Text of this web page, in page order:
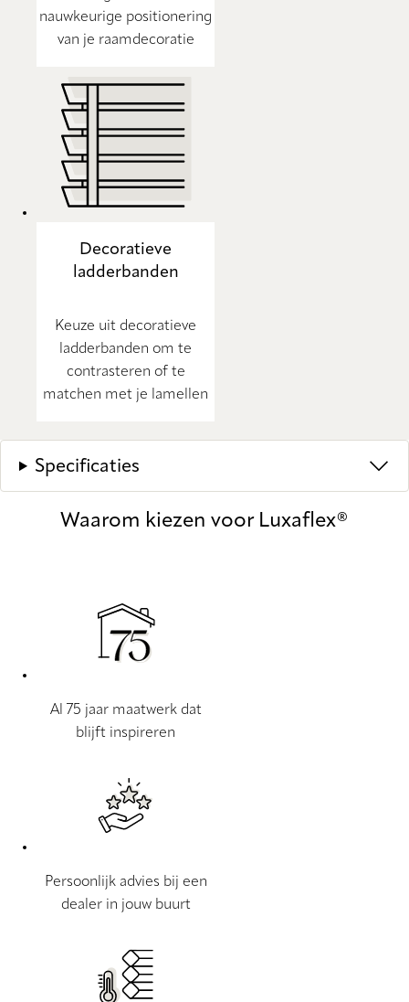
nauwkeurige positionering
van je raamdecoratie
Decoratieve
ladderbanden
Keuze uit decoratieve
ladderbanden om te
contrasteren of te
matchen met je lamellen
Specificaties
Waarom kiezen voor Luxaflex®
Al 75 jaar maatwerk dat
blijft inspireren
Persoonlijk advies bij een
dealer in jouw buurt